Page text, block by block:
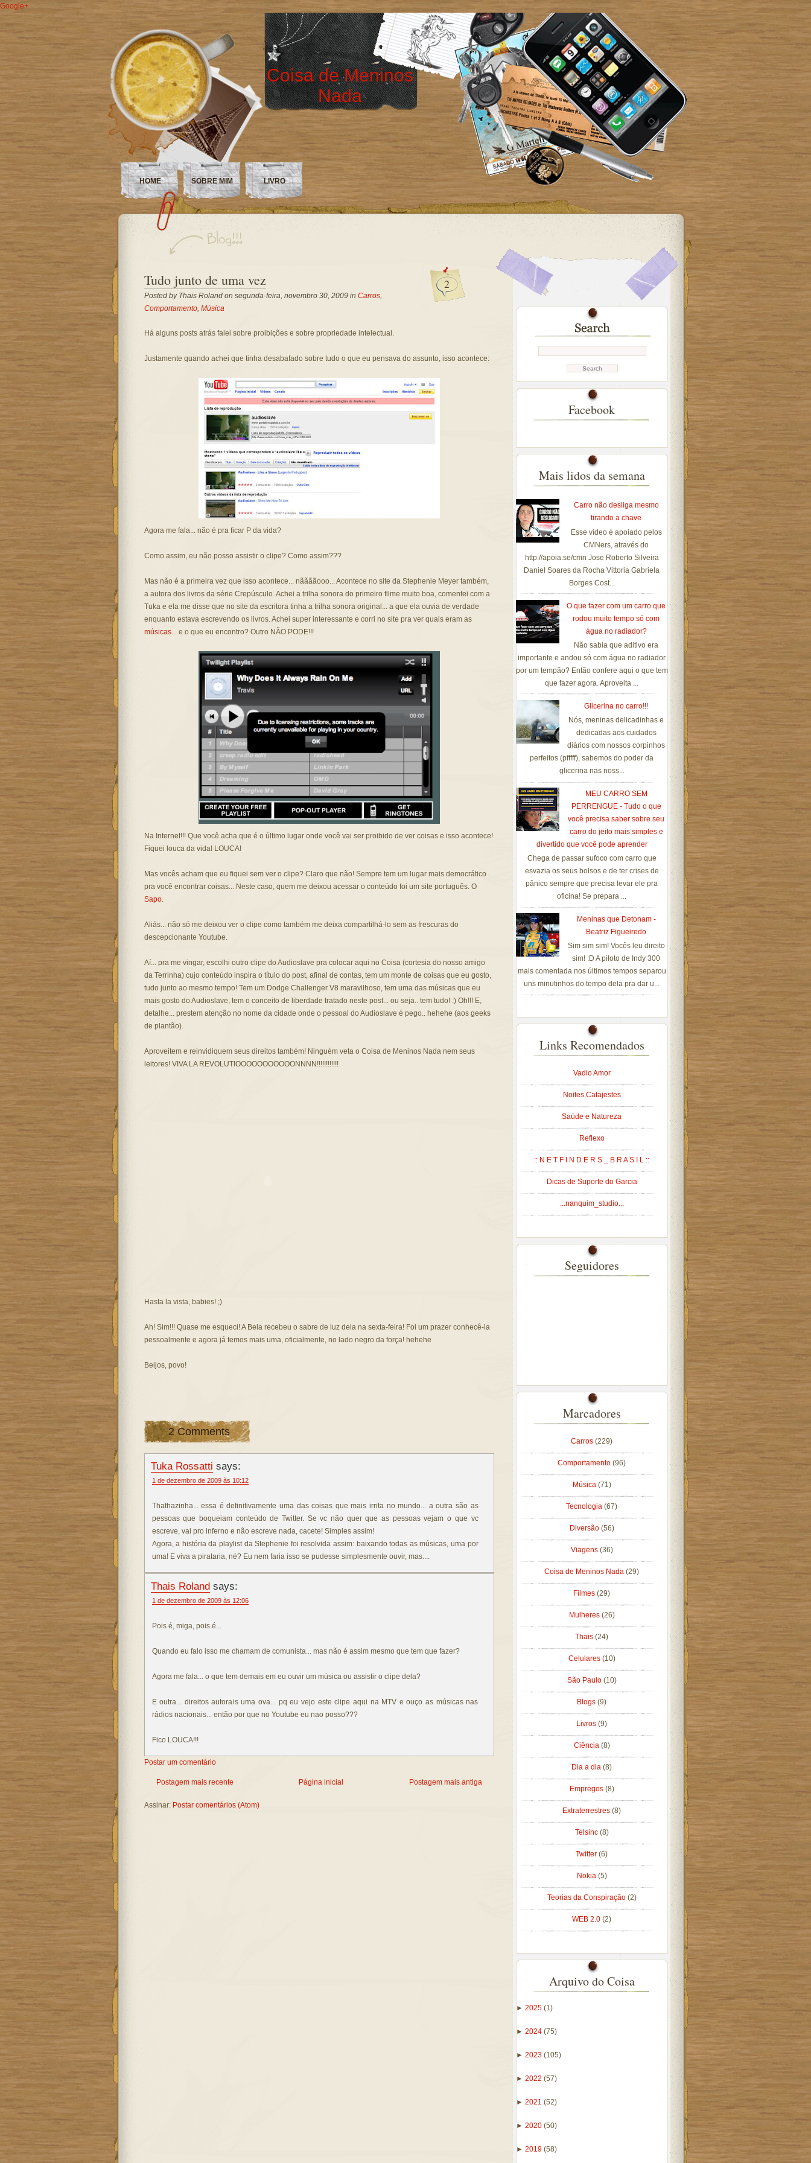
Google+
Coisa de Meninos
Nada
HOME SOBRE MIM LIVRO
2
Tudo junto de uma vez
Posted by Thais Rolandon segunda-feira, novembro 30, 2009 in Carros,
Comportamento, Música
Há alguns posts atrás falei sobre proibições e sobre propriedade intelectual.
Justamente quando achei que tinha desabafado sobre tudo o que eu pensava do assunto, isso acontece:
Agora me fala... não é pra ficar P da vida?
Como assim, eu não posso assistir o clipe? Como assim???
Mas não é a primeira vez que isso acontece... nããããooo... Acontece no site da Stephenie Meyer também,
a autora dos livros da série Crepúsculo. Achei a trilha sonora do primeiro filme muito boa, comentei com a
Tuka e ela me disse que no site da escritora tinha a trilha sonora original... a que ela ouvia de verdade
enquanto estava escrevendo os livros. Achei super interessante e corri no site pra ver quais eram as
músicas... e o que eu encontro? Outro NÃO PODE!!!
Na Internet!!! Que você acha que é o último lugar onde você vai ser proibido de ver coisas e isso acontece!
Fiquei louca da vida! LOUCA!
Mas vocês acham que eu fiquei sem ver o clipe? Claro que não! Sempre tem um lugar mais democrático
pra você encontrar coisas... Neste caso, quem me deixou acessar o conteúdo foi um site português. O
Sapo.
Aliás... não só me deixou ver o clipe como também me deixa compartilhá-lo sem as frescuras do
descepcionante Youtube.
Aí... pra me vingar, escolhi outro clipe do Audioslave pra colocar aqui no Coisa (cortesia do nosso amigo
da Terrinha) cujo conteúdo inspira o título do post, afinal de contas, tem um monte de coisas que eu gosto,
tudo junto ao mesmo tempo! Tem um Dodge Challenger V8 maravilhoso, tem uma das músicas que eu
mais gosto do Audioslave, tem o conceito de liberdade tratado neste post... ou seja.. tem tudo! :) Oh!!! E,
detalhe... prestem atenção no nome da cidade onde o pessoal do Audioslave é pego.. hehehe (aos geeks
de plantão).
Aproveitem e reinvidiquem seus direitos também! Ninguém veta o Coisa de Meninos Nada nem seus
leitores! VIVA LA REVOLUTIOOOOOOOOOOONNNN!!!!!!!!!!!!
Hasta la vista, babies! ;)
Ah! Sim!!! Quase me esqueci! A Bela recebeu o sabre de luz dela na sexta-feira! Foi um prazer conhecê-la
pessoalmente e agora já temos mais uma, oficialmente, no lado negro da força! hehehe
Beijos, povo!
2 Comments
Tuka Rossatti says:
1 de dezembro de 2009 às 10:12
Thathazinha... essa é definitivamente uma das coisas que mais irrita no mundo... a outra são as
pessoas que boqueiam conteúdo de Twitter. Se vc não quer que as pessoas vejam o que vc
escreve, vai pro inferno e não escreve nada, cacete! Simples assim!
Agora, a história da playlist da Stephenie foi resolvida assim: baixando todas as músicas, uma por
uma! E viva a pirataria, né? Eu nem faria isso se pudesse simplesmente ouvir, mas....
Thais Rolandsays:
1 de dezembro de 2009 às 12:06
Pois é, miga, pois é...
Quando eu falo isso me chamam de comunista... mas não é assim mesmo que tem que fazer?
Agora me fala... o que tem demais em eu ouvir um música ou assistir o clipe dela?
E outra... direitos autorais uma ova... pq eu vejo este clipe aqui na MTV e ouço as músicas nas
rádios nacionais... então por que no Youtube eu nao posso???
Fico LOUCA!!!
Postar um comentário
Postagem mais recente Postagem mais antiga
Página inicial
Assinar: Postar comentários (Atom)
Facebook
Mais lidos da semana
Carro não desliga mesmo
tirando a chave
Esse vídeo é apoiado pelos
CMNers, através do
http://apoia.se/cmn Jose Roberto Silveira
Daniel Soares da Rocha Vittoria Gabriela
Borges Cost...
O que fazer com um carro que
rodou muito tempo só com
água no radiador?
Não sabia que aditivo era
importante e andou só com água no radiador
por um tempão? Então confere aqui o que tem
que fazer agora. Aproveita ...
Glicerina no carro!!!
Nós, meninas delicadinhas e
dedicadas aos cuidados
diários com nossos corpinhos
perfeitos (pfffff), sabemos do poder da
glicerina nas noss...
MEU CARRO SEM
PERRENGUE - Tudo o que
você precisa saber sobre seu
carro do jeito mais simples e
divertido que você pode aprender
Chega de passar sufoco com carro que
esvazia os seus bolsos e de ter crises de
pânico sempre que precisa levar ele pra
oficina! Se prepara ...
Meninas que Detonam -
Beatriz Figueiredo
Sim sim sim! Vocês leu direito
sim! :D A piloto de Indy 300
mais comentada nos últimos tempos separou
uns minutinhos do tempo dela pra dar u...
Links Recomendados
Vadio Amor
Noites Cafajestes
Saúde e Natureza
Reflexo
:: N E T F I N D E R S _ B R A S I L ::
Dicas de Suporte do Garcia
...nanquim_studio...
Seguidores
Marcadores
Carros (229)
Comportamento (96)
Música (71)
Tecnologia (67)
Diversão (56)
Viagens (36)
Coisa de Meninos Nada (29)
Filmes (29)
Mulheres (26)
Thais (24)
Celulares (10)
São Paulo (10)
Blogs (9)
Livros (9)
Ciência (8)
Dia a dia (8)
Empregos (8)
Extraterrestres (8)
Telsinc (8)
Twitter (6)
Nokia (5)
Teorias da Conspiração (2)
WEB 2.0 (2)
Arquivo do Coisa
► 2025 (1)
► 2024 (75)
► 2023 (105)
► 2022 (57)
► 2021 (52)
► 2020 (50)
► 2019 (58)